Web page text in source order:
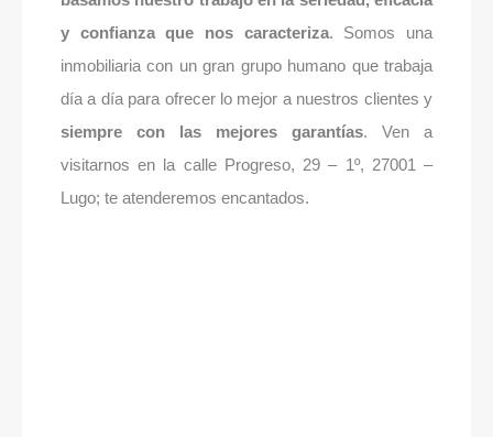
y confianza que nos caracteriza. Somos una
inmobiliaria con un gran grupo humano que trabaja
día a día para ofrecer lo mejor a nuestros clientes y
siempre con las mejores garantías. Ven a
visitarnos en la calle Progreso, 29 – 1º, 27001 –
Lugo; te atenderemos encantados.